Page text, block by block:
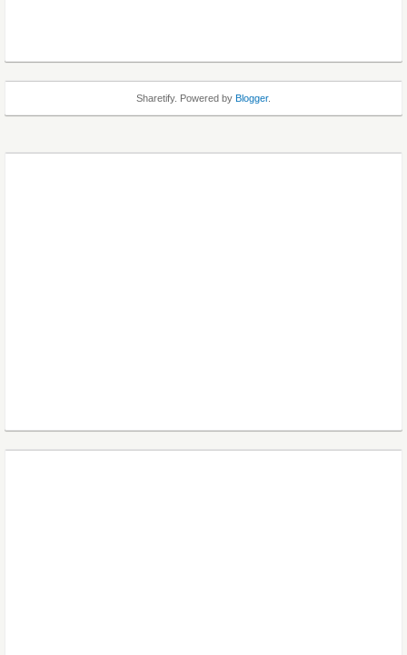
Sharetify. Powered by Blogger.